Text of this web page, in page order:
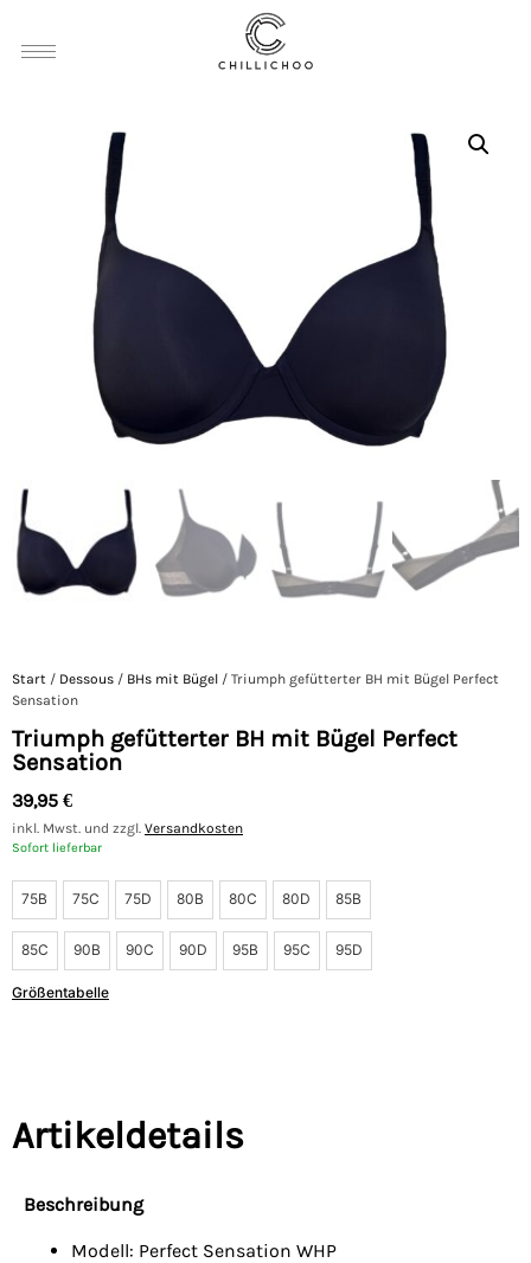
Start / Dessous / BHs mit Bügel / Triumph gefütterter BH mit Bügel Perfect
Sensation
Triumph gefütterter BH mit Bügel Perfect
Sensation
39,95 €
inkl. Mwst. und zzgl. Versandkosten
Sofort lieferbar
75B 75C 75D 80B 80C 80D 85B
85C 90B 90C 90D 95B 95C 95D
Größentabelle
Artikeldetails
Beschreibung
Modell: Perfect Sensation WHP